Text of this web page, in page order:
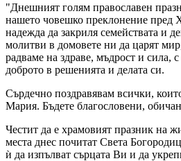
"Днешният голям православен
нашето човешко преклонение пред
надежда да закриля семействата и
молитви в домовете ни да царят
радваме на здраве, мъдрост и сила,
доброто в решенията и делата си.
Сърдечно поздравявам всички,
Мария. Бъдете благословени,
Честит да е храмовият празник на
места днес почитат Света
ѝ да изпълват сърцата Ви и да